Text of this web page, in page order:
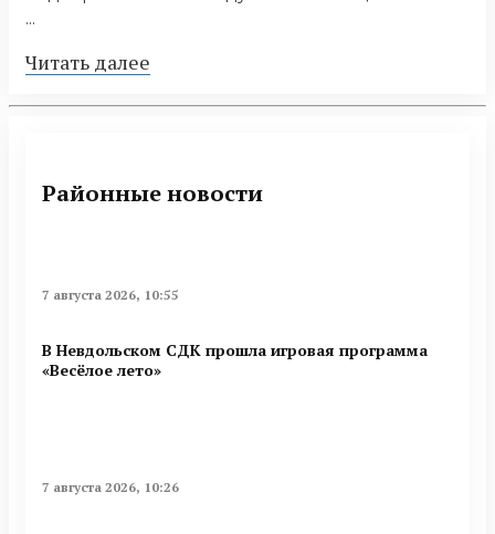
...
Читать далее
Районные новости
7 августа 2026, 10:55
В Невдольском СДК прошла игровая программа
«Весёлое лето»
7 августа 2026, 10:26